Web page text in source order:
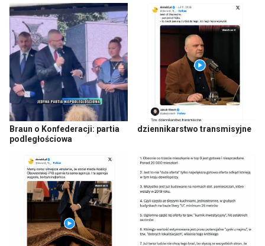
Braun o Konfederacji: partia
podległościowa
dziennikarstwo transmisyjne